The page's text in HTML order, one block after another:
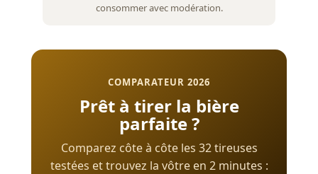
consommer avec modération.
COMPARATEUR 2026
Prêt à tirer la bière
parfaite ?
Comparez côte à côte les 32 tireuses
testées et trouvez la vôtre en 2 minutes :